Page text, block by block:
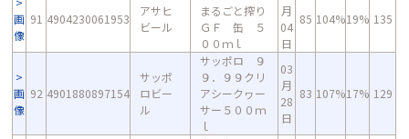
画
像
91 4904230061953
アサヒ
ビール
まるごと搾り
ＧＦ 缶 ５
００ｍｌ
月
04
日
85 104%19% 135
画
像
92 4901880897154
サッポ
ロビー
ル
サッポロ ９
９．９９クリ
アシークヮー
サー５００ｍ
ｌ
03
月
28
日
83 107%17% 129